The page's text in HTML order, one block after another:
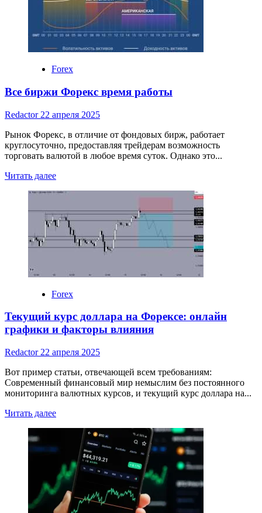
форекс
это
Forex
Все биржи Форекс время работы
Redactor 22 апреля 2025
Рынок Форекс, в отличие от фондовых бирж, работает
круглосуточно, предоставляя трейдерам возможность
торговать валютой в любое время суток. Однако это...
Читать далееRead
about
биржи
Форекс
время
работы
Forex
Текущий курс доллара на Форексе: онлайн
графики и факторы влияния
Redactor 22 апреля 2025
Вот пример статьи, отвечающей всем требованиям:
Современный финансовый мир немыслим без постоянного
мониторинга валютных курсов, и текущий курс доллара на...
Читать далееRead
Текущий
курс
доллара
на
Форексе:
онлайн
графики